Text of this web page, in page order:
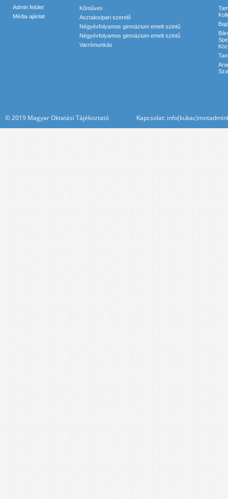
Admin felület
Média ajánlat
Kőműves
Asztalosipari szerelő
Négyévfolyamos gimnázium emelt szintű
Négyévfolyamos gimnázium emelt szintű
Varrómunkás
© 2019 Magyar Oktatási Tájékoztató Kapcsolat: